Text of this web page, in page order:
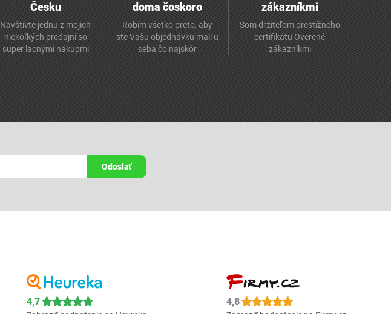
Česku
Navštívte jednu z mojich
niekoľkých predajní so
super lacnými nákupmi
doma čoskoro
Robím všetko preto, aby
ste Vašu objednávku mali u
seba čo najskôr
zákazníkmi
Som držiteľom prestížneho
certifikátu Overené
zákazníkmi
Odoslať
4,7 4,8